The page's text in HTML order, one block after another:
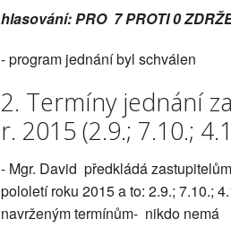
hlasování: PRO 7 PROTI 0
- program jednání byl schválen
2. Termíny jednání
r. 2015 (2.9.; 7.10.;
- Mgr. David předkládá
pololetí roku 2015 a to: 2.9.; 7.10.;
navrženým termínům- nikdo nemá